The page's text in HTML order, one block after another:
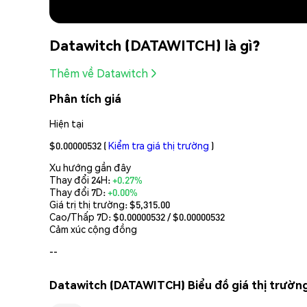
Datawitch (DATAWITCH) là gì?
Thêm về Datawitch
Phân tích giá
Hiện tại
$0.00000532 (Kiểm tra giá thị trường )
Xu hướng gần đây
Thay đổi 24H:+0.27%
Thay đổi 7D:+0.00%
Giá trị thị trường:$5,315.00
Cao/Thấp 7D: $0.00000532/ $0.00000532
Cảm xúc cộng đồng
--
Datawitch (DATAWITCH) Biểu đồ giá thị